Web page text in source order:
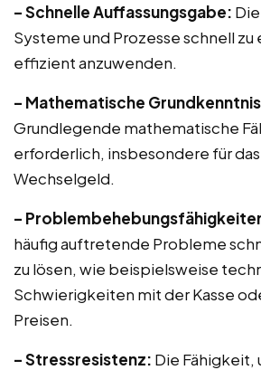
– Schnelle Auffassungsgabe:
Systeme und Prozesse schnell zu
effizient anzuwenden.
– Mathematische
Grundlegende mathematische
erforderlich, insbesondere für
Wechselgeld.
–
häufig auftretende Probleme
zu lösen, wie beispielsweise
Schwierigkeiten mit der Kasse
Preisen.
– Stressresistenz: Die Fähigkeit,